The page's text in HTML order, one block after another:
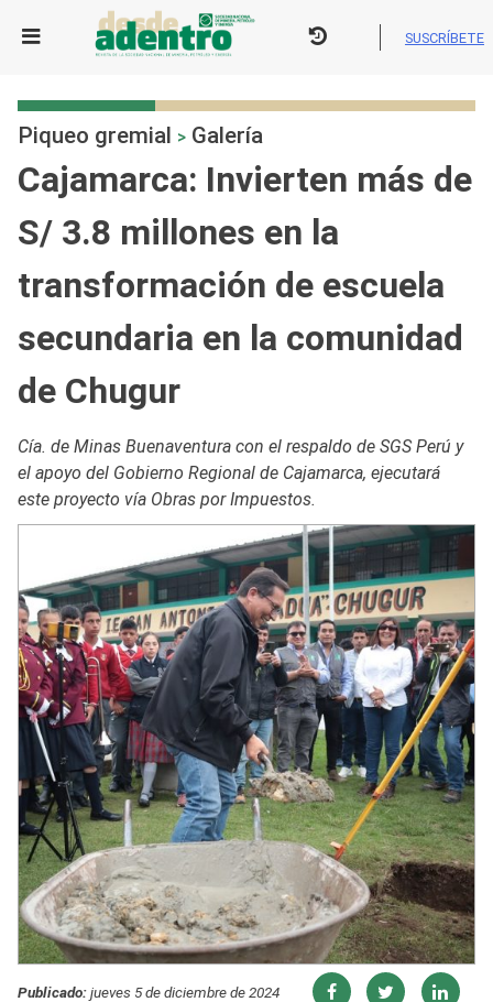
SUSCRÍBETE
Piqueo gremial > Galería
Cajamarca: Invierten más de
S/ 3.8 millones en la
transformación de escuela
secundaria en la comunidad
de Chugur
Cía. de Minas Buenaventura con el respaldo de SGS Perú y
el apoyo del Gobierno Regional de Cajamarca, ejecutará
este proyecto vía Obras por Impuestos.
Publicado:jueves 5 de diciembre de 2024